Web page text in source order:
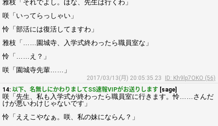
雅枝「それでよし。ほな、先生は行くわ」
咲「いってらっしゃい」
怜「部活には復活してますわ」
雅枝「……園城寺、入学式終わったら職員室な」
怜「……え？」
咲「園城寺先輩……」
2017/03/13(月) 20:05:35.23
ID: Kh9lp7OKO (56)
14: 以下、名無しにかわりましてSS速報VIPがお送りします [sage]
咲「先生、私も入学式が終わったら職員室に行きます。怜……さんだ
けが悪いわけじゃないです」
怜「ええこやなぁ。咲、私の妹にならん？」